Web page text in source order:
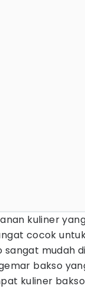
kuliner
cocok
sangat mudah
bakso
kuliner